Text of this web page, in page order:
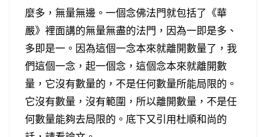
麼多，無量無邊。一個念佛法門就包括了《華
嚴》裡面講的無量無盡的法門，因為一即是多、
多即是一。因為這個一念本來就離開數量了，我
們這個一念，起一個念，這個念本來就離開數
量，它沒有數量的，不是任何數量所能局限的。
它沒有數量，沒有範圍，所以離開數量，不是任
何數量能夠去局限的。底下又引用杜順和尚的